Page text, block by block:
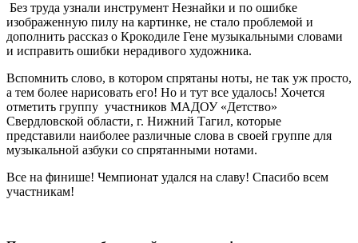
Без труда узнали инструмент Незнайки и по ошибке
изображенную пилу на картинке, не стало проблемой и
дополнить рассказ о Крокодиле Гене музыкальными словами
и исправить ошибки нерадивого художника.
Вспомнить слово, в котором спрятаны ноты, не так уж просто,
а тем более нарисовать его! Но и тут все удалось! Хочется
отметить группу участников МАДОУ «Детство»
Свердловской области, г. Нижний Тагил, которые
представили наиболее различные слова в своей группе для
музыкальной азбуки со спрятанными нотами.
Все на финише! Чемпионат удался на славу! Спасибо всем
участникам!